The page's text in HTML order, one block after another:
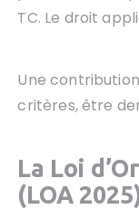
TC. Le droit
Une
critères, être
La Loi
(LOA